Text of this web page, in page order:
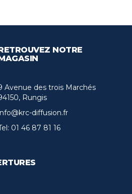
NOTRE
Avenue des trois Marchés
Rungis
diffusion.fr
01 46 87 81 16